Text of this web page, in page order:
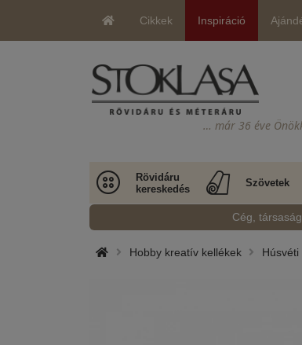
Cikkek Inspiráció
… már 36 éve
Rövidáru
kereskedés
Szövetek
Cég,
Hobby kreatív kellékek